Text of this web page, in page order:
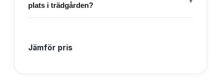
plats i trädgården?
Jämför pris